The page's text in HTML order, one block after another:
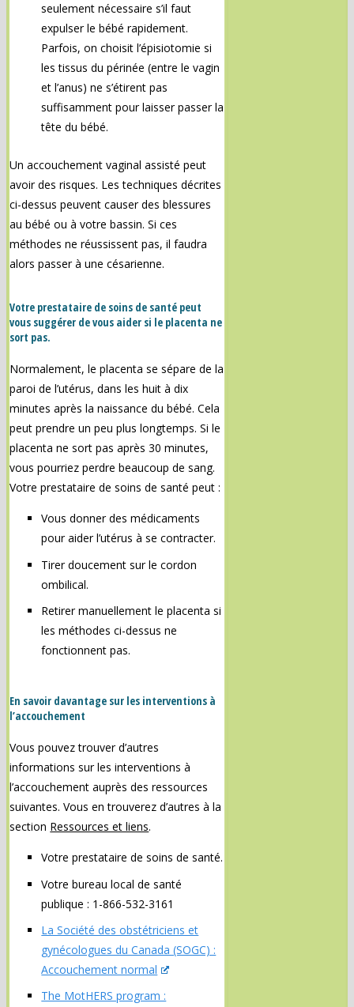
seulement nécessaire s’il faut
expulser le bébé rapidement.
Parfois, on choisit l’épisiotomie si
les tissus du périnée (entre le vagin
et l’anus) ne s’étirent pas
suffisamment pour laisser passer la
tête du bébé.
Un accouchement vaginal assisté peut
avoir des risques. Les techniques décrites
ci-dessus peuvent causer des blessures
au bébé ou à votre bassin. Si ces
méthodes ne réussissent pas, il faudra
alors passer à une césarienne.
Votre prestataire de soins de santé peut
vous suggérer de vous aider si le placenta ne
sort pas.
Normalement, le placenta se sépare de la
paroi de l’utérus, dans les huit à dix
minutes après la naissance du bébé. Cela
peut prendre un peu plus longtemps. Si le
placenta ne sort pas après 30 minutes,
vous pourriez perdre beaucoup de sang.
Votre prestataire de soins de santé peut :
Vous donner des médicaments
pour aider l’utérus à se contracter.
Tirer doucement sur le cordon
ombilical.
Retirer manuellement le placenta si
les méthodes ci-dessus ne
fonctionnent pas.
En savoir davantage sur les interventions à
l’accouchement
Vous pouvez trouver d’autres
informations sur les interventions à
l’accouchement auprès des ressources
suivantes. Vous en trouverez d’autres à la
section Ressources et liens.
Votre prestataire de soins de santé.
Votre bureau local de santé
publique : 1-866-532-3161
La Société des obstétriciens et
gynécologues du Canada (SOGC) :
Accouchement normal
The MotHERS program :